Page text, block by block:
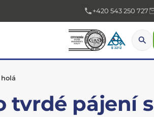
+420 543 250 727
tvrdé pájení s